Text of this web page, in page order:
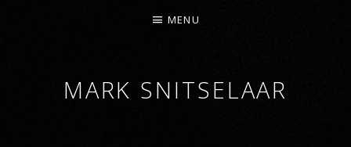
MARK SNITSELAAR
MENU